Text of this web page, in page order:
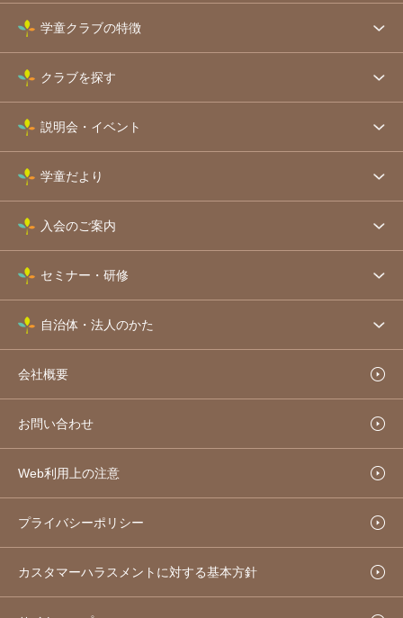
学童クラブの特徴
クラブを探す
説明会・イベント
学童だより
入会のご案内
セミナー・研修
自治体・法人のかた
会社概要
お問い合わせ
Web利用上の注意
プライバシーポリシー
カスタマーハラスメントに対する基本方針